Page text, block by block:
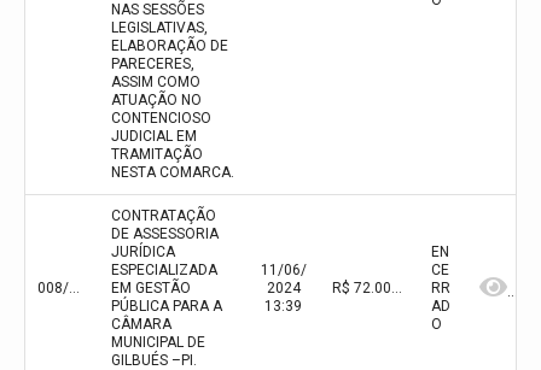
NAS SESSÕES
LEGISLATIVAS,
ELABORAÇÃO DE
PARECERES,
ASSIM COMO
ATUAÇÃO NO
CONTENCIOSO
JUDICIAL EM
TRAMITAÇÃO
NESTA COMARCA.
008/2024
CONTRATAÇÃO
DE ASSESSORIA
JURÍDICA
ESPECIALIZADA
EM GESTÃO
PÚBLICA PARA A
CÂMARA
MUNICIPAL DE
GILBUÉS –PI.
11/06/
2024
13:39
R$ 72.000,00(valor inicial) R$ 72.000,00(valor atualizado)
EN
CE
RR
AD
O